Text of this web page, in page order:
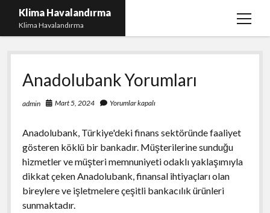
Klima Havalandırma
Klima Havalandırma
menüyü
Bedava Tiktok Takipçi Çoğaltma
Igtv Beğeni Gönderme Parasız
iPhone Instagram Gizli Hesap Görme Ücretsiz
Sayfa Listesi
Anadolubank Yorumları
admin Mart 5, 2024 Yorumlar kapalı
Anadolubank, Türkiye'deki finans sektöründe faaliyet
gösteren köklü bir bankadır. Müşterilerine sunduğu
hizmetler ve müşteri memnuniyeti odaklı yaklaşımıyla
dikkat çeken Anadolubank, finansal ihtiyaçları olan
bireylere ve işletmelere çeşitli bankacılık ürünleri
sunmaktadır.